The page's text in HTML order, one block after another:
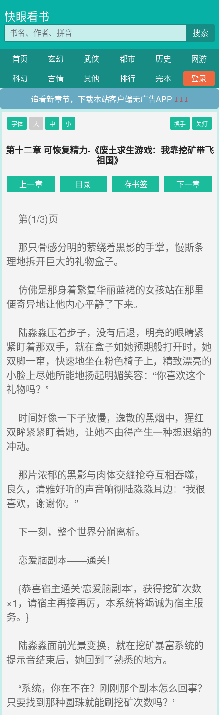
快眼看书
搜索
首页 玄幻 武侠 都市 历史
网游
科幻
言情 其他 排行 完本
登录
追看新章节，下载本站客户端无广告APP ↓↓↓
字体 大 中 小 换手 关灯
第十二章 可恢复精力-《废土求生游戏：我靠挖矿带飞
祖国》
上一章 目录 存书签 下一章
第(1/3)页
那只骨感分明的萦绕着黑影的手掌，慢斯条
理地拆开巨大的礼物盒子。
仿佛是那身着繁复华丽蓝裙的女孩站在那里
便奇异地让他内心平静了下来。
陆淼淼压着步子，没有后退，明亮的眼睛紧
紧盯着那双手，就在盒子如她预期般打开时，她
双脚一窜，快速地坐在粉色椅子上，精致漂亮的
小脸上尽她所能地扬起明媚笑容：“你喜欢这个
礼物吗？”
时间好像一下子放慢，逸散的黑烟中，猩红
双眸紧紧盯着她，让她不由得产生一种想退缩的
冲动。
那片浓郁的黑影与肉体交缠抢夺互相吞噬，
良久，清雅好听的声音响彻陆淼淼耳边：“我很
喜欢，谢谢你。”
下一刻，整个世界分崩离析。
恋爱脑副本——通关！
{恭喜宿主通关‘恋爱脑副本’，获得挖矿次数
×1，请宿主再接再厉，本系统将竭诚为宿主服
务。}
陆淼淼面前光景变换，就在挖矿暴富系统的
提示音结束后，她回到了熟悉的地方。
“系统，你在不在？刚刚那个副本怎么回事？
只要找到那种圆珠就能刷挖矿次数吗？”